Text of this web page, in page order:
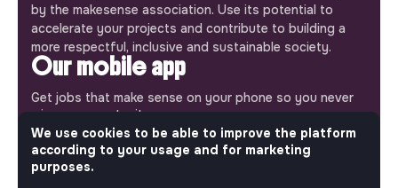
by the makesense association. Use its potential to
accelerate your projects and contribute to building a
more respectful, inclusive and sustainable society.
Our mobile app
Get jobs that make sense on your phone so you never
miss an opportunity.
iPhone Android
We use cookies to be able to improve the platform
according to your usage and for marketing
purposes.